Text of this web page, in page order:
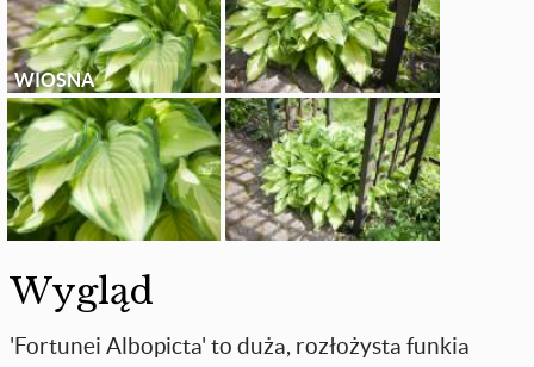
WIOSNA
Wygląd
'Fortunei Albopicta' to duża, rozłożysta funkia